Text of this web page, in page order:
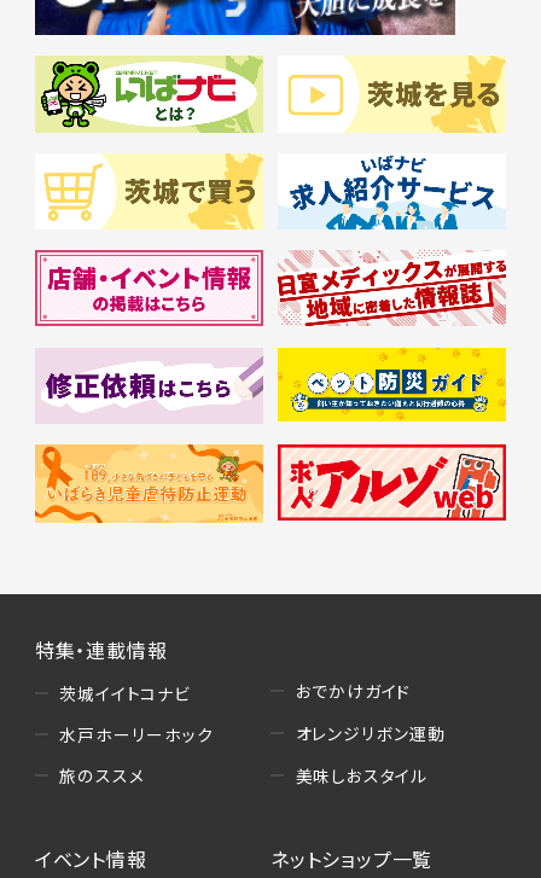
特集・連載情報
茨城イイトコナビ
水戸ホーリーホック
旅のススメ
おでかけガイド
オレンジリボン運動
美味しおスタイル
イベント情報
ネットショップ一覧